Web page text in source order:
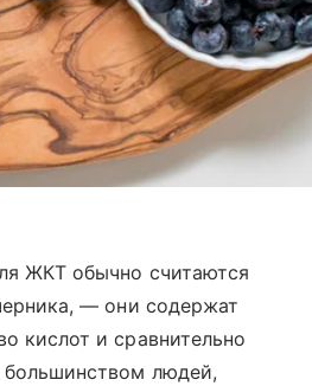
ЖКТ обычно считаются
— они содержат
кислот и сравнительно
людей,